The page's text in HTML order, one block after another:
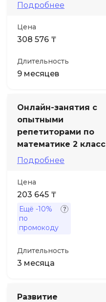
Подробнее
Цена
308 576 ₸
Длительность
9 месяцев
Онлайн-занятия с
опытными
репетиторами по
математике 2 класс
Подробнее
Цена
203 645 ₸
Ещё -10%
по
промокоду
Длительность
3 месяца
Развитие